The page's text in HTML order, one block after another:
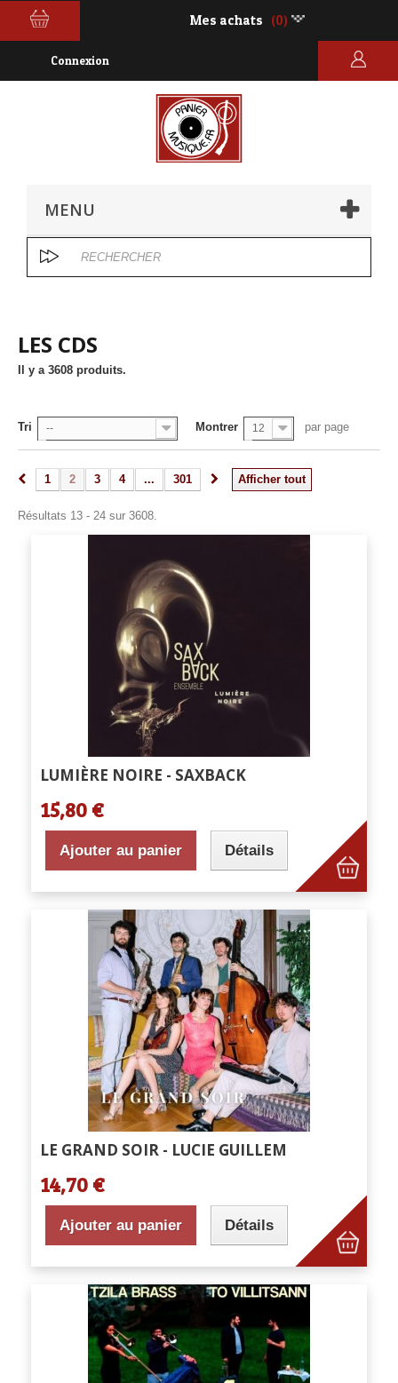
Mes achats (0)
Connexion
MENU
LES CDS
Il y a 3608 produits.
Tri -- Montrer 12 par page
Afficher tout
1 2 3 4 ... 301
Résultats 13 - 24 sur 3608.
LUMIÈRE NOIRE - SAXBACK
15,80 €
Ajouter au panier Détails
LE GRAND SOIR - LUCIE GUILLEM
14,70 €
Ajouter au panier Détails